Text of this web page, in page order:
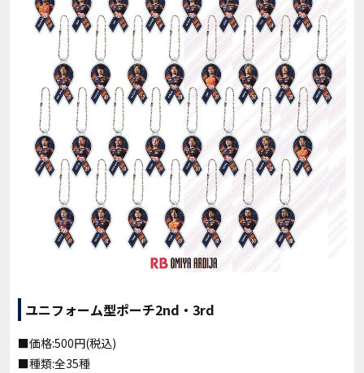
ユニフォーム型ポーチ2nd・3rd
■価格:500円(税込)
■種類:全35種